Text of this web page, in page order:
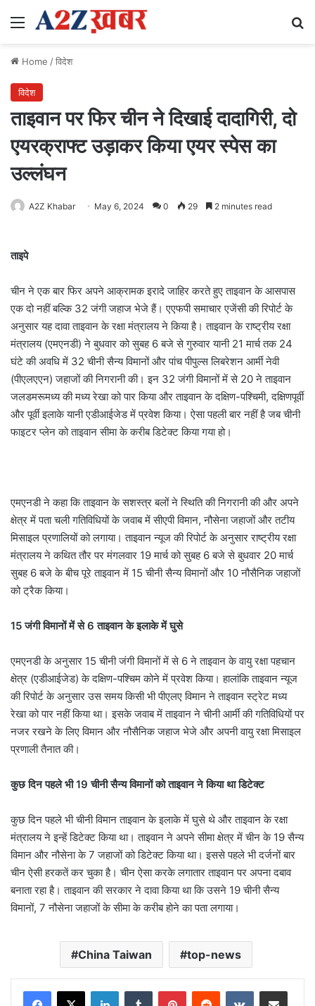
Menu
Home /विदेश
विदेश
ताइवान पर फिर चीन ने दिखाई दादागिरी, दो
एयरक्राफ्ट उड़ाकर किया एयर स्पेस का
उल्लंघन
A2Z Khabar May 6, 2024 0 29 2 minutes read
ताइपे
चीन ने एक बार फिर अपने आक्रामक इरादे जाहिर करते हुए ताइवान के आसपास
एक दो नहीं बल्कि 32 जंगी जहाज भेजे हैं। एएफपी समाचार एजेंसी की रिपोर्ट के
अनुसार यह दावा ताइवान के रक्षा मंत्रालय ने किया है। ताइवान के राष्ट्रीय रक्षा
मंत्रालय (एमएनडी) ने बुधवार को सुबह 6 बजे से गुरुवार यानी 21 मार्च तक 24
घंटे की अवधि में 32 चीनी सैन्य विमानों और पांच पीपुल्स लिबरेशन आर्मी नेवी
(पीएलएएन) जहाजों की निगरानी की। इन 32 जंगी विमानों में से 20 ने ताइवान
जलडमरूमध्य की मध्य रेखा को पार किया और ताइवान के दक्षिण-पश्चिमी, दक्षिणपूर्वी
और पूर्वी इलाके यानी एडीआईजेड में प्रवेश किया। ऐसा पहली बार नहीं है जब चीनी
फाइटर प्लेन को ताइवान सीमा के करीब डिटेक्ट किया गया हो।
एमएनडी ने कहा कि ताइवान के सशस्त्र बलों ने स्थिति की निगरानी की और अपने
क्षेत्र में पता चली गतिविधियों के जवाब में सीएपी विमान, नौसेना जहाजों और तटीय
मिसाइल प्रणालियों को लगाया। ताइवान न्यूज की रिपोर्ट के अनुसार राष्ट्रीय रक्षा
मंत्रालय ने कथित तौर पर मंगलवार 19 मार्च को सुबह 6 बजे से बुधवार 20 मार्च
सुबह 6 बजे के बीच पूरे ताइवान में 15 चीनी सैन्य विमानों और 10 नौसैनिक जहाजों
को ट्रैक किया।
15 जंगी विमानों में से 6 ताइवान के इलाके में घुसे
एमएनडी के अनुसार 15 चीनी जंगी विमानों में से 6 ने ताइवान के वायु रक्षा पहचान
क्षेत्र (एडीआईजेड) के दक्षिण-पश्चिम कोने में प्रवेश किया। हालांकि ताइवान न्यूज
की रिपोर्ट के अनुसार उस समय किसी भी पीएलए विमान ने ताइवान स्ट्रेट मध्य
रेखा को पार नहीं किया था। इसके जवाब में ताइवान ने चीनी आर्मी की गतिविधियों पर
नजर रखने के लिए विमान और नौसैनिक जहाज भेजे और अपनी वायु रक्षा मिसाइल
प्रणाली तैनात की।
कुछ दिन पहले भी 19 चीनी सैन्य विमानों को ताइवान ने किया था डिटेक्ट
कुछ दिन पहले भी चीनी विमान ताइवान के इलाके में घुसे थे और ताइवान के रक्षा
मंत्रालय ने इन्हें डिटेक्ट किया था। ताइवान ने अपने सीमा क्षेत्र में चीन के 19 सैन्य
विमान और नौसेना के 7 जहाजों को डिटेक्ट किया था। इससे पहले भी दर्जनों बार
चीन ऐसी हरकतें कर चुका है। चीन ऐसा करके लगातार ताइवान पर अपना दबाव
बनाता रहा है। ताइवान की सरकार ने दावा किया था कि उसने 19 चीनी सैन्य
विमानों, 7 नौसेना जहाजों के सीमा के करीब होने का पता लगाया।
China Taiwan top-news
LinkedInTumblr PinterestReddit VKontakteShare via Email